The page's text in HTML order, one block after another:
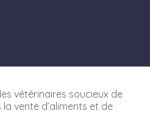
vétérinaires soucieux de
vente d’aliments et de